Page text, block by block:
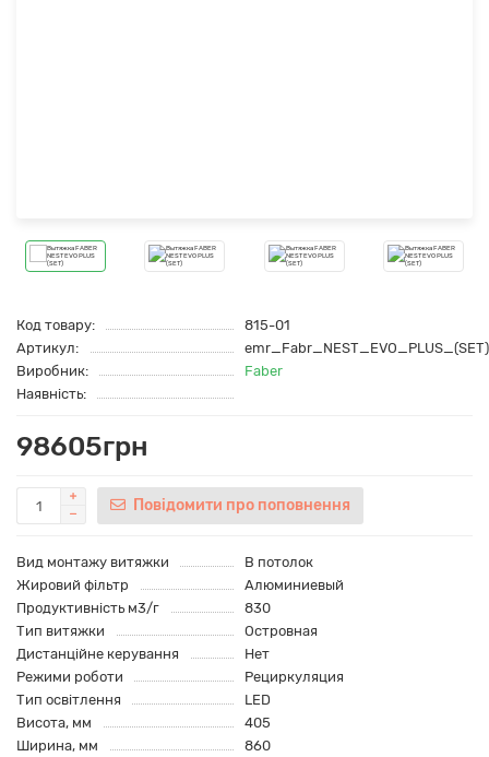
Код товару:
815-01
Артикул:
emr_Fabr_NEST_EVO_PLUS_(SET)
Виробник:
Faber
Наявність:
98605грн
Повідомити про поповнення
Вид монтажу витяжки
В потолок
Жировий фільтр
Алюминиевый
Продуктивність м3/г
830
Тип витяжки
Островная
Дистанційне керування
Нет
Режими роботи
Рециркуляция
Тип освітлення
LED
Висота, мм
405
Ширина, мм
860